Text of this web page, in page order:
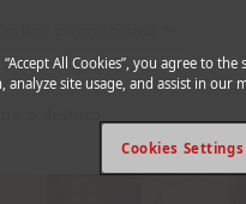
“Accept All Cookies”, you agree to
analyze site usage, and assist in our
Cookies Settings